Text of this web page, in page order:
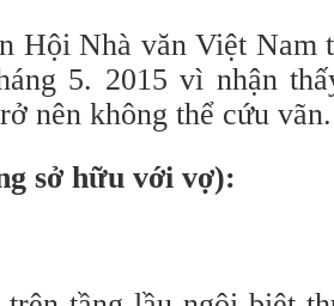
Hội Nhà văn Việt Nam
5. 2015 vì nhận
nên không thể cứu vãn.
sở hữu với vợ):